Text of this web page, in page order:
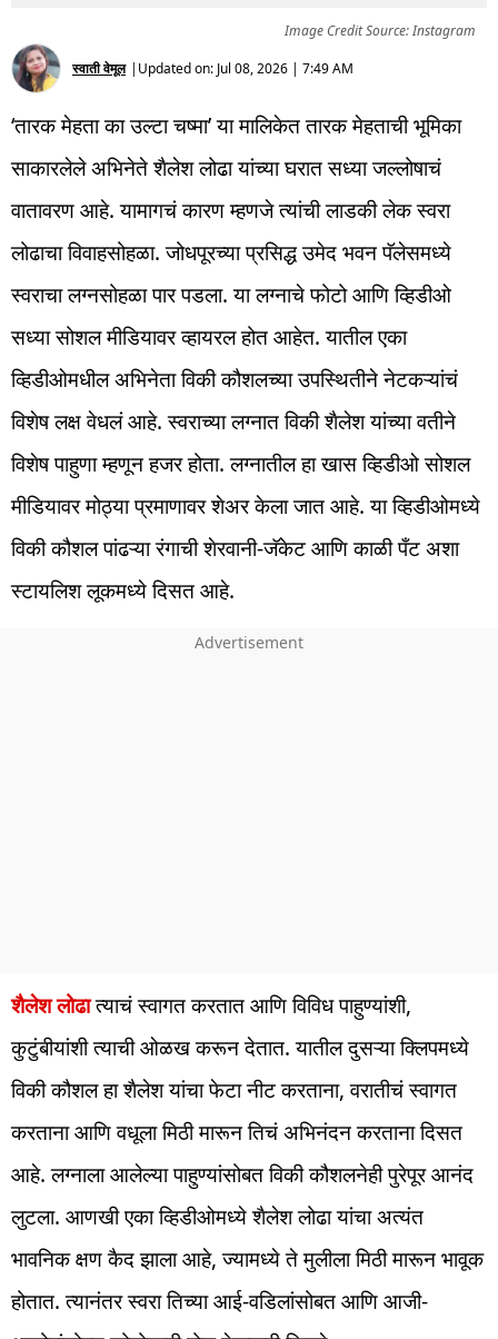
Image Credit Source: Instagram
स्वाती वेमूल | Updated on: Jul 08, 2026 | 7:49 AM
‘तारक मेहता का उल्टा चष्मा’ या मालिकेत तारक मेहताची भूमिका
साकारलेले अभिनेते शैलेश लोढा यांच्या घरात सध्या जल्लोषाचं
वातावरण आहे. यामागचं कारण म्हणजे त्यांची लाडकी लेक स्वरा
लोढाचा विवाहसोहळा. जोधपूरच्या प्रसिद्ध उमेद भवन पॅलेसमध्ये
स्वराचा लग्नसोहळा पार पडला. या लग्नाचे फोटो आणि व्हिडीओ
सध्या सोशल मीडियावर व्हायरल होत आहेत. यातील एका
व्हिडीओमधील अभिनेता विकी कौशलच्या उपस्थितीने नेटकऱ्यांचं
विशेष लक्ष वेधलं आहे. स्वराच्या लग्नात विकी शैलेश यांच्या वतीने
विशेष पाहुणा म्हणून हजर होता. लग्नातील हा खास व्हिडीओ सोशल
मीडियावर मोठ्या प्रमाणावर शेअर केला जात आहे. या व्हिडीओमध्ये
विकी कौशल पांढऱ्या रंगाची शेरवानी-जॅकेट आणि काळी पँट अशा
स्टायलिश लूकमध्ये दिसत आहे.
शैलेश लोढात्याचं स्वागत करतात आणि विविध पाहुण्यांशी,
कुटुंबीयांशी त्याची ओळख करून देतात. यातील दुसऱ्या क्लिपमध्ये
विकी कौशल हा शैलेश यांचा फेटा नीट करताना, वरातीचं स्वागत
करताना आणि वधूला मिठी मारून तिचं अभिनंदन करताना दिसत
आहे. लग्नाला आलेल्या पाहुण्यांसोबत विकी कौशलनेही पुरेपूर आनंद
लुटला. आणखी एका व्हिडीओमध्ये शैलेश लोढा यांचा अत्यंत
भावनिक क्षण कैद झाला आहे, ज्यामध्ये ते मुलीला मिठी मारून भावूक
होतात. त्यानंतर स्वरा तिच्या आई-वडिलांसोबत आणि आजी-